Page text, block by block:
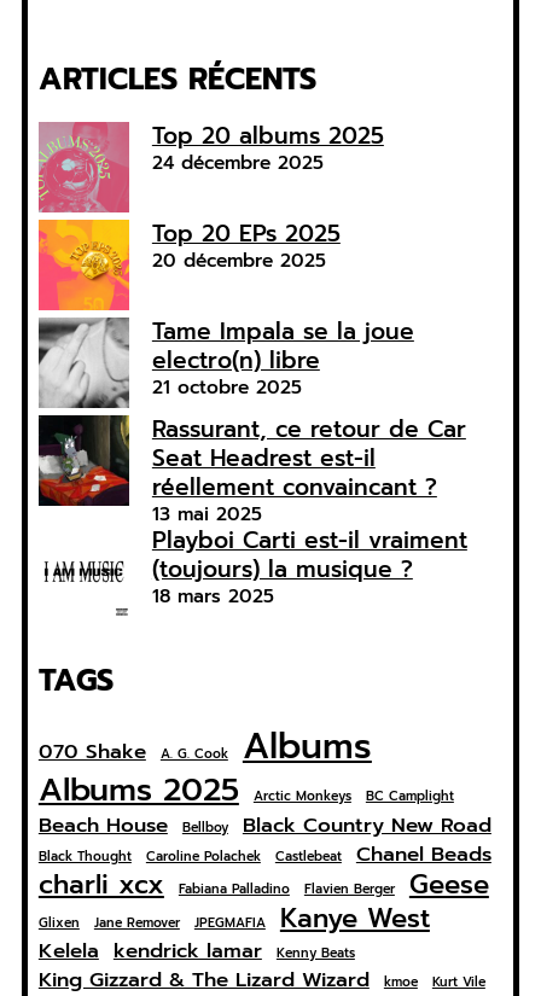
ARTICLES RÉCENTS
Top 20 albums 2025
24 décembre 2025
Top 20 EPs 2025
20 décembre 2025
Tame Impala se la joue
electro(n) libre
21 octobre 2025
Rassurant, ce retour de Car
Seat Headrest est-il
réellement convaincant ?
13 mai 2025
Playboi Carti est-il vraiment
(toujours) la musique ?
18 mars 2025
TAGS
070 Shake A. G. Cook Albums
Albums 2025 Arctic Monkeys BC Camplight
Beach House Bellboy Black Country New Road
Black Thought Caroline Polachek Castlebeat Chanel Beads
charli xcx Fabiana Palladino Flavien Berger Geese
Glixen Jane Remover JPEGMAFIA Kanye West
Kelela kendrick lamar Kenny Beats
King Gizzard & The Lizard Wizard kmoe
Kurt Vile